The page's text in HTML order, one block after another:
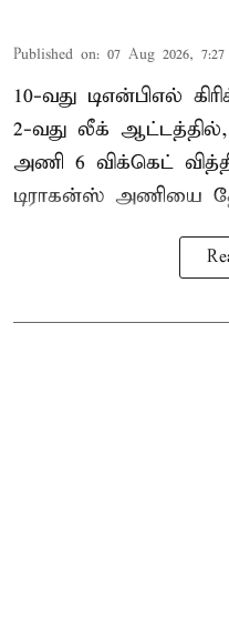
Published on: 07 Aug 2026,
10-வது டிஎன்பிஎல்
2-வது லீக்
அணி 6 விக்கெட்
டிராகன்ஸ் அணியை